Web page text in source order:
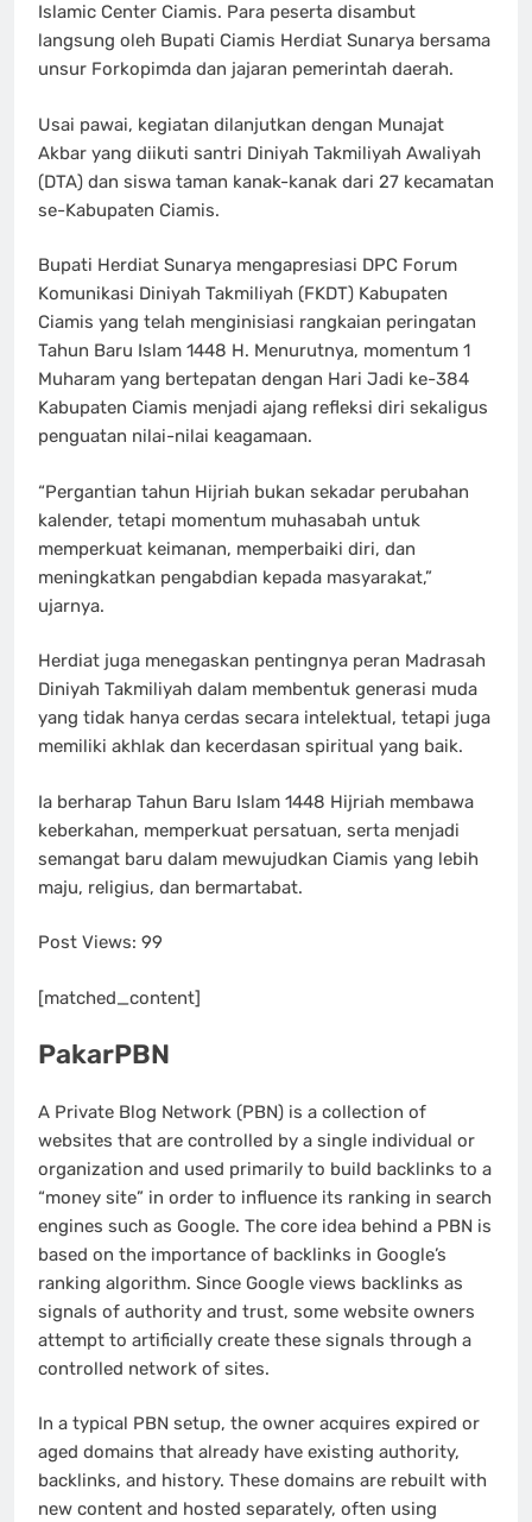
Islamic Center Ciamis. Para peserta disambut
langsung oleh Bupati Ciamis Herdiat Sunarya bersama
unsur Forkopimda dan jajaran pemerintah daerah.
Usai pawai, kegiatan dilanjutkan dengan Munajat
Akbar yang diikuti santri Diniyah Takmiliyah Awaliyah
(DTA) dan siswa taman kanak-kanak dari 27 kecamatan
se-Kabupaten Ciamis.
Bupati Herdiat Sunarya mengapresiasi DPC Forum
Komunikasi Diniyah Takmiliyah (FKDT) Kabupaten
Ciamis yang telah menginisiasi rangkaian peringatan
Tahun Baru Islam 1448 H. Menurutnya, momentum 1
Muharam yang bertepatan dengan Hari Jadi ke-384
Kabupaten Ciamis menjadi ajang refleksi diri sekaligus
penguatan nilai-nilai keagamaan.
“Pergantian tahun Hijriah bukan sekadar perubahan
kalender, tetapi momentum muhasabah untuk
memperkuat keimanan, memperbaiki diri, dan
meningkatkan pengabdian kepada masyarakat,”
ujarnya.
Herdiat juga menegaskan pentingnya peran Madrasah
Diniyah Takmiliyah dalam membentuk generasi muda
yang tidak hanya cerdas secara intelektual, tetapi juga
memiliki akhlak dan kecerdasan spiritual yang baik.
Ia berharap Tahun Baru Islam 1448 Hijriah membawa
keberkahan, memperkuat persatuan, serta menjadi
semangat baru dalam mewujudkan Ciamis yang lebih
maju, religius, dan bermartabat.
Post Views: 99
[matched_content]
PakarPBN
A Private Blog Network (PBN) is a collection of
websites that are controlled by a single individual or
organization and used primarily to build backlinks to a
“money site” in order to influence its ranking in search
engines such as Google. The core idea behind a PBN is
based on the importance of backlinks in Google’s
ranking algorithm. Since Google views backlinks as
signals of authority and trust, some website owners
attempt to artificially create these signals through a
controlled network of sites.
In a typical PBN setup, the owner acquires expired or
aged domains that already have existing authority,
backlinks, and history. These domains are rebuilt with
new content and hosted separately, often using